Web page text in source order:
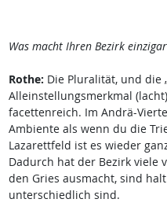
Was macht Ihren Bezirk
Rothe: Die Pluralität, und die
Alleinstellungsmerkmal
facettenreich. Im Andrä-
Ambiente als wenn du die
Lazarettfeld ist es wieder
Dadurch hat der Bezirk viele
den Gries ausmacht, sind
unterschiedlich sind.